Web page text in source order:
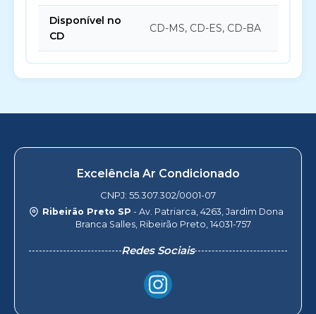
Disponível no
CD
CD-MS, CD-ES, CD-BA
Excelência Ar Condicionado
CNPJ: 55.307.302/0001-07
Ribeirão Preto SP - Av. Patriarca, 4263, Jardim Dona
Branca Salles, Ribeirão Preto, 14031-757
Redes Sociais